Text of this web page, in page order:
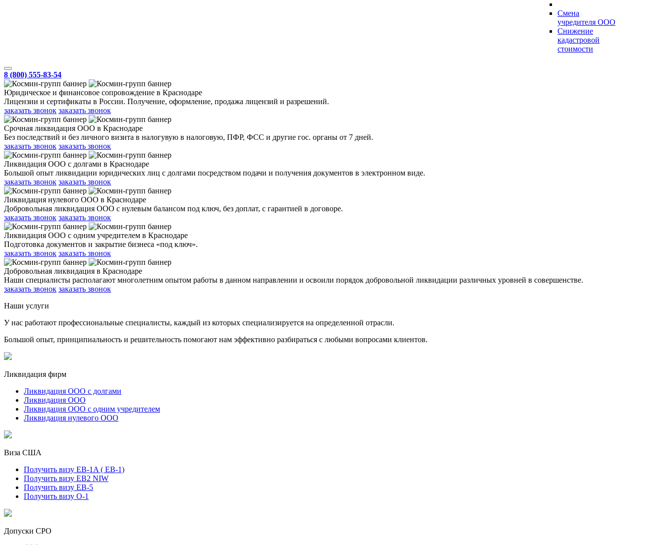
Смена
учредителя ООО
Снижение
кадастровой
стоимости
8 (800) 555-83-54
Юридическое и финансовое сопровождение в Краснодаре
Лицензии и сертификаты в России. Получение, оформление, продажа лицензий и разрешений.
заказать звонок заказать звонок
Срочная ликвидация ООО в Краснодаре
Без последствий и без личного визита в налогувую в налоговую, ПФР, ФСС и другие гос. органы от 7 дней.
заказать звонок заказать звонок
Ликвидация ООО с долгами в Краснодаре
Большой опыт ликвидации юридических лиц с долгами посредством подачи и получения документов в электронном виде.
заказать звонок заказать звонок
Ликвидация нулевого ООО в Краснодаре
Добровольная ликвидация ООО с нулевым балансом под ключ, без доплат, с гарантией в договоре.
заказать звонок заказать звонок
Ликвидация ООО с одним учредителем в Краснодаре
Подготовка документов и закрытие бизнеса «под ключ».
заказать звонок заказать звонок
Добровольная ликвидация в Краснодаре
Наши специалисты располагают многолетним опытом работы в данном направлении и освоили порядок добровольной ликвидации различных уровней в совершенстве.
заказать звонок заказать звонок
Наши услуги
У нас работают профессиональные специалисты, каждый из которых специализируется на определенной отрасли.
Большой опыт, принципиальность и решительность помогают нам эффективно разбираться с любыми вопросами клиентов.
Ликвидация фирм
Ликвидация ООО с долгами
Ликвидация ООО
Ликвидация ООО с одним учредителем
Ликвидация нулевого ООО
Виза США
Получить визу EB-1A ( ЕB-1)
Получить визу EB2 NIW
Получить визу EB-5
Получить визу O-1
Допуски СРО